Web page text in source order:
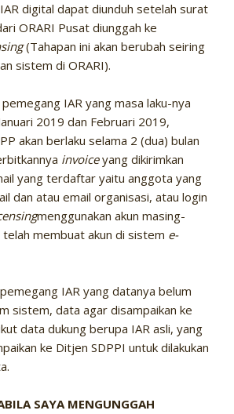
digital dapat diunduh setelah surat
ORARI Pusat diunggah ke
(Tahapan ini akan berubah seiring
sistem di ORARI).
IAR yang masa laku-nya
2019 dan Februari 2019,
akan berlaku selama 2 (dua) bulan
invoiceyang dikirimkan
yang terdaftar yaitu anggota yang
dan atau email organisasi, atau login
menggunakan akun masing-
membuat akun di sistem e-
IAR yang datanya belum
sistem, data agar disampaikan ke
data dukung berupa IAR asli, yang
ke Ditjen SDPPI untuk dilakukan
SAYA MENGUNGGAH